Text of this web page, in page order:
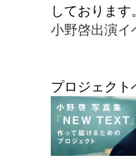
しております。
小野啓出演イ
プロジェクト